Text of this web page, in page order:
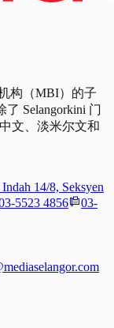
构（MBI）的子
Selangorkini 门
文、淡米尔文和
14/8, Seksyen
5523 4856
03-